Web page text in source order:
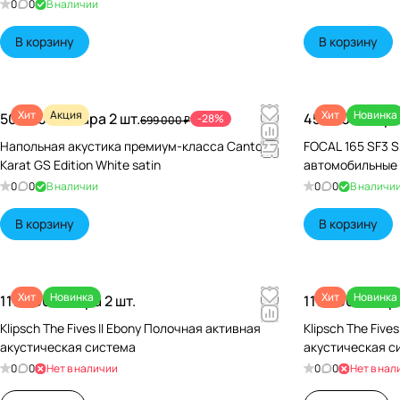
0 0 В наличии
В корзину В корзину
Хит Акция
500 000 ₽/Пара 2 шт.699 000 ₽ -28%
Напольная акустика премиум-класса Canton
Karat GS Edition White satin
0 0 В наличии
В корзину
Хит Новинка
45 640 ₽/
FOCAL 165 SF3
автомобильные
0 0 В наличии
В корзину
Хит Новинка
119 990 ₽/Пара 2 шт.
Klipsch The Fives II Ebony Полочная активная
акустическая система
0 0 Нет в наличии
Хит Новинка
119 990 ₽/
Klipsch The
акустическая
0 0 Нет в